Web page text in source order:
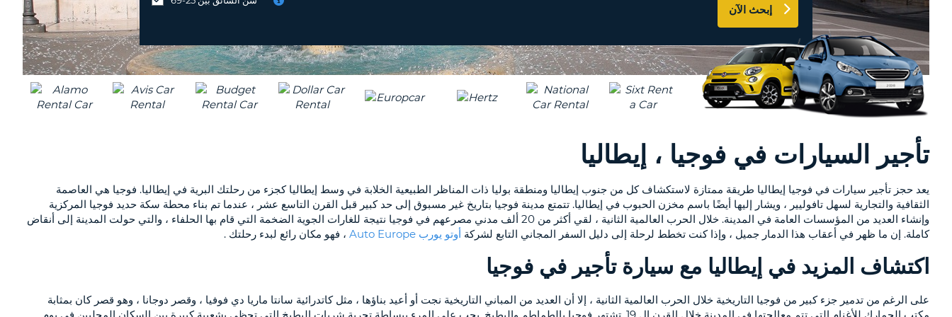
LEAST
UPPERCASE
CHARACTER
AT
LEAST
CHARACTER
LEAST
ONE
NUMBER
AT
LEAST
ONE
CHARACTER
RESET
PASSWORD
CANCEL
AGENTS & AFFILIATES
CONTACT US
MIDDLE
EAST
إبحث الآن
تأجير السيارات في فوجيا ، إيطاليا
يعد حجز تأجير سيارات في فوجيا إيطاليا طريقة ممتازة لاستكشاف كل من جنوب إيطاليا ومنطقة بوليا ذات المناظر الطبيعية الخلابة في وسط إيطاليا كجزء من رحلتك البرية في إيطاليا. فوجيا هي العاصمة
الثقافية والتجارية لسهل تافوليير ، ويشار إليها أيضًا باسم مخزن الحبوب في إيطاليا. تتمتع مدينة فوجيا بتاريخ غير مسبوق إلى حد كبير قبل القرن التاسع عشر ، عندما تم بناء محطة سكة حديد فوجيا المركزية
وإنشاء العديد من المؤسسات العامة في المدينة. خلال الحرب العالمية الثانية ، لقي أكثر من 20 ألف مدني مصرعهم في فوجيا نتيجة للغارات الجوية الضخمة التي قام بها الحلفاء ، والتي حولت المدينة إلى أنقاض
كاملة. إن ما ظهر في أعقاب هذا الدمار جميل ، وإذا كنت تخطط لرحلة إلى دليل السفر المجاني التابع لشركة أوتو يورب Auto Europe ، فهو مكان رائع لبدء رحلتك .
اكتشاف المزيد في إيطاليا مع سيارة تأجير في فوجيا
على الرغم من تدمير جزء كبير من فوجيا التاريخية خلال الحرب العالمية الثانية ، إلا أن العديد من المباني التاريخية نجت أو أعيد بناؤها ، مثل كاتدرائية سانتا ماريا دي فوفيا ، وقصر دوجانا ، وهو قصر كان بمثابة
مكتب الجمارك للأغنام التي تتم معالجتها في المدينة خلال القرن ال 19. تشتهر فوجيا بالطماطم والبطيخ. يجب على المرء ببساطة تجربة شربات البطيخ التي تحظى بشعبية كبيرة بين السكان المحليين في يوم